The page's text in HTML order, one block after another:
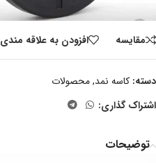
مقايسه افزودن به علاقه مندی
دسته: کاسه نمد,محصولات
اشتراک گذاری:
توضیحات